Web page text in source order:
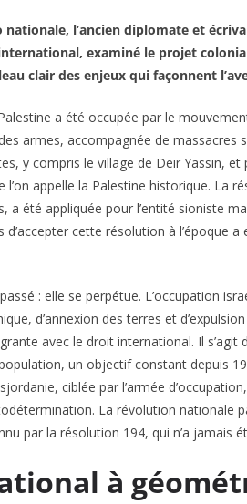
nationale, l’ancien diplomate et
examiné le projet
clair des enjeux qui façonnent
a été occupée par le
armes, accompagnée de massacres
y compris le village de Deir Yassin,
appelle la Palestine historique. La
a été appliquée pour l’entité sioniste
cette résolution à l’époque
: elle se perpétue. L’occupation
d’annexion des terres et
avec le droit international. Il s’agit
un objectif constant depuis
ciblée par l’armée
La révolution nationale
par la résolution 194, qui n’a jamais
à